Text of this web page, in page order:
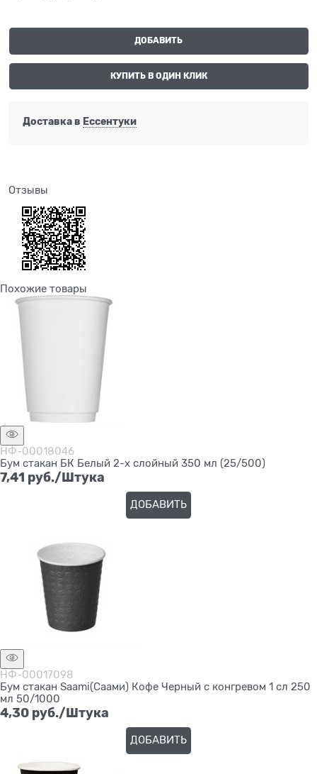
ДОБАВИТЬ
КУПИТЬ В ОДИН КЛИК
Доставка в Ессентуки
Отзывы
Похожие товары
НФ-00018046
Бум стакан БК Белый 2-х слойный 350 мл (25/500)
7,41 руб./Штука
ДОБАВИТЬ
НФ-00017098
Бум стакан Saami(Саами) Кофе Черный с конгревом 1 сл 250
мл 50/1000
4,30 руб./Штука
ДОБАВИТЬ